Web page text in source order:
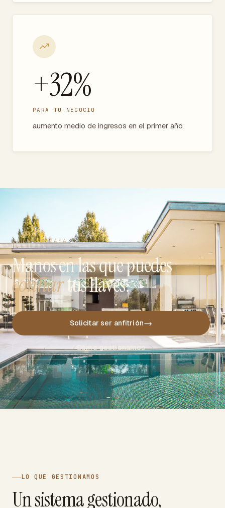
+32%
PARA TU NEGOCIO
aumento medio de ingresos en el primer año
PARA TU CASA
Manos en las que puedes
confiartus llaves.
Solicitar ser anfitrión→
Cómo gestionamos
LO QUE GESTIONAMOS
Un sistema gestionado,